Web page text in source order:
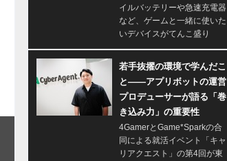
イルバッテリーや急速充電器
など、ゲームと一緒に使いた
いデバイスがてんこ盛り
若手抜擢の環境で学んだこ
と――アプリボットの運営
プロデューサーが語る「巻
き込み力」の重要性
4GamerとGame*Sparkの合
同による就活イベント「キャ
リアクエスト」の第4回が東